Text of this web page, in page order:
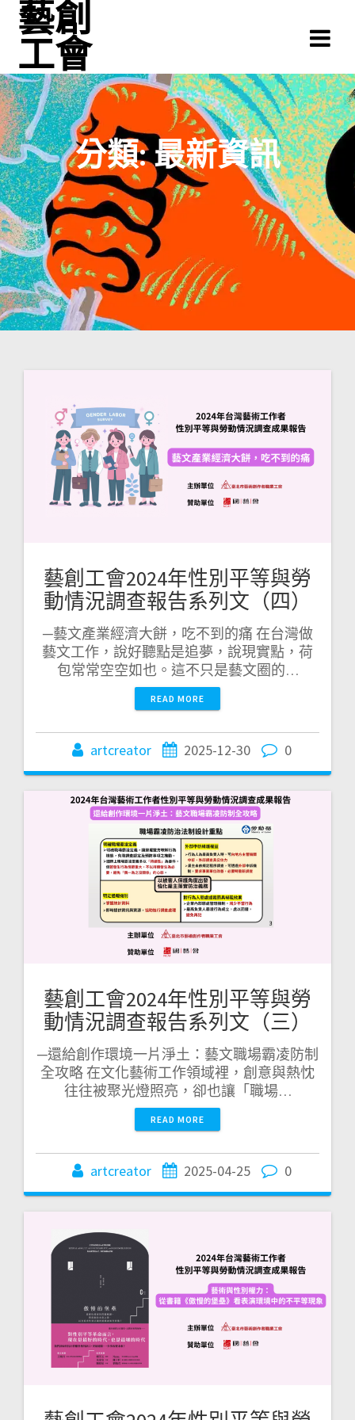
藝創
工會
分類:最新資訊
藝創工會2024年性別平等與勞
動情況調查報告系列文（四）
─藝文產業經濟大餅，吃不到的痛 在台灣做
藝文工作，說好聽點是追夢，說現實點，荷
包常常空空如也。這不只是藝文圈的…
READ MORE
artcreator 2025-12-30 0
藝創工會2024年性別平等與勞
動情況調查報告系列文（三）
─還給創作環境一片淨土：藝文職場霸凌防制
全攻略 在文化藝術工作領域裡，創意與熱忱
往往被聚光燈照亮，卻也讓「職場…
READ MORE
artcreator 2025-04-25 0